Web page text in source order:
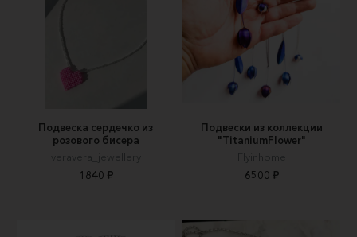
Подвеска сердечко из
розового бисера
veravera_jewellery
1840 ₽
Подвески из коллекции
"TitaniumFlower"
Flyinhome
6500 ₽